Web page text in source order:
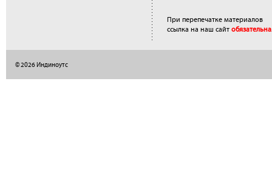
При перепечатке материалов
ссылка на наш сайт обязательна.
© 2026 Индиноутс